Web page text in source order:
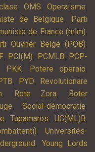
,OMS,Operaïsme,
de Belgique,
Parti
de France (mlm),
Ouvrier Belge (POB),
, PCI(M), PCMLB, PCP-
PKK, Potere operaio,
, PYD,
Revolutionäre
, Rote Zora,
Roter
, Social-démocratie,
, Tupamaros, UC(ML)B,
,Universités-
,Young Lords